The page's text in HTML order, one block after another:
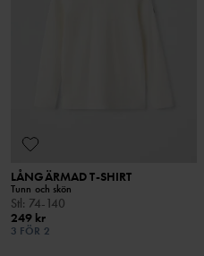
LÅNGÄRMAD T-SHIRT
Tunn och skön
Stl: 74-140
249 kr
3 FÖR 2